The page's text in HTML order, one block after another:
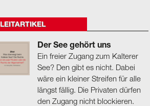
LEITARTIKEL
Der See gehört uns
Ein freier Zugang zum Kalterer
See? Den gibt es nicht. Dabei
wäre ein kleiner Streifen für alle
längst fällig. Die Privaten dürfen
den Zugang nicht blockieren.